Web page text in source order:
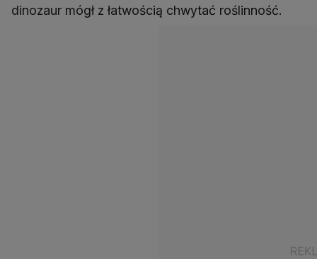
dinozaur mógł z łatwością chwytać roślinność.